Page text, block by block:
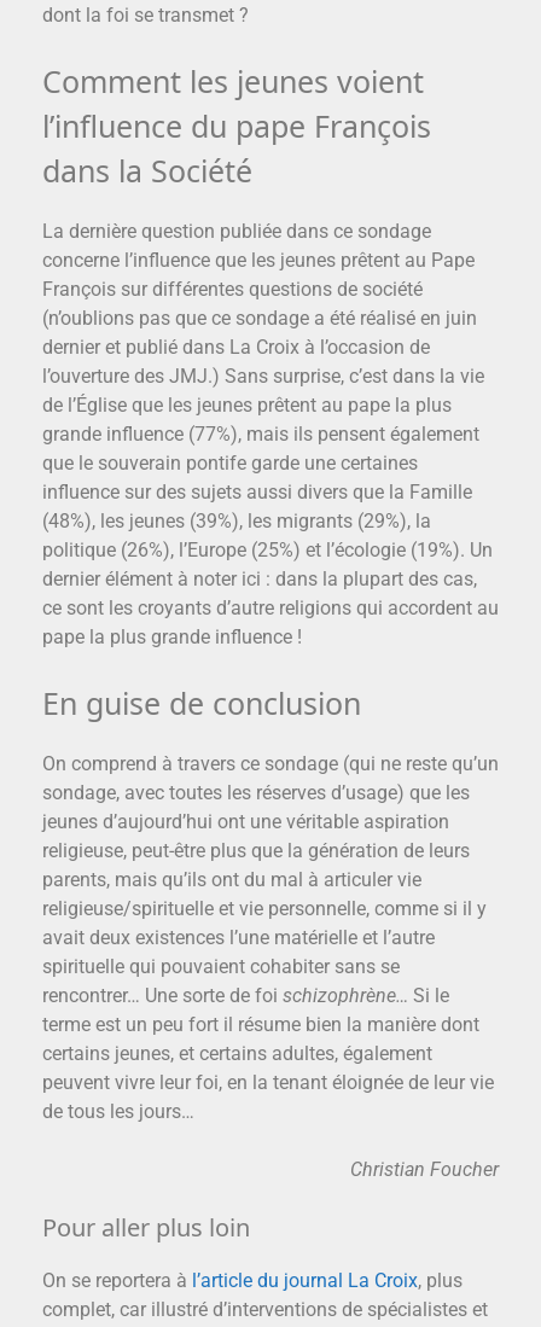
dont la foi se transmet ?
Comment les jeunes voient
l’influence du pape François
dans la Société
La dernière question publiée dans ce sondage
concerne l’influence que les jeunes prêtent au Pape
François sur différentes questions de société
(n’oublions pas que ce sondage a été réalisé en juin
dernier et publié dans La Croix à l’occasion de
l’ouverture des JMJ.) Sans surprise, c’est dans la vie
de l’Église que les jeunes prêtent au pape la plus
grande influence (77%), mais ils pensent également
que le souverain pontife garde une certaines
influence sur des sujets aussi divers que la Famille
(48%), les jeunes (39%), les migrants (29%), la
politique (26%), l’Europe (25%) et l’écologie (19%). Un
dernier élément à noter ici : dans la plupart des cas,
ce sont les croyants d’autre religions qui accordent au
pape la plus grande influence !
En guise de conclusion
On comprend à travers ce sondage (qui ne reste qu’un
sondage, avec toutes les réserves d’usage) que les
jeunes d’aujourd’hui ont une véritable aspiration
religieuse, peut-être plus que la génération de leurs
parents, mais qu’ils ont du mal à articuler vie
religieuse/spirituelle et vie personnelle, comme si il y
avait deux existences l’une matérielle et l’autre
spirituelle qui pouvaient cohabiter sans se
rencontrer… Une sorte de foi schizophrène… Si le
terme est un peu fort il résume bien la manière dont
certains jeunes, et certains adultes, également
peuvent vivre leur foi, en la tenant éloignée de leur vie
de tous les jours…
Christian Foucher
Pour aller plus loin
On se reportera à l’article du journal La Croix, plus
complet, car illustré d’interventions de spécialistes et